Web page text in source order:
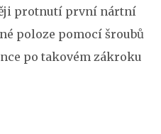
protnutí první nártní
poloze pomocí šroubů
po takovém zákroku